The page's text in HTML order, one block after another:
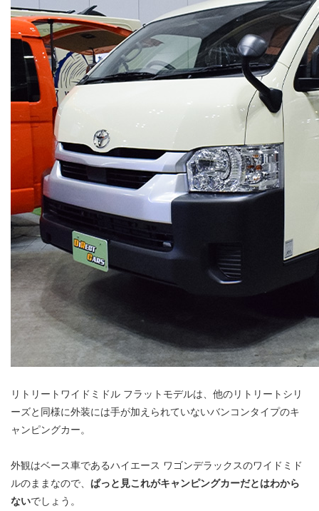
リトリートワイドミドル フラットモデルは、他のリトリートシリ
ーズと同様に外装には手が加えられていないバンコンタイプのキ
ャンピングカー。
外観はベース車であるハイエース ワゴンデラックスのワイドミド
ルのままなので、 ぱっと見これがキャンピングカーだとはわから
ないでしょう。